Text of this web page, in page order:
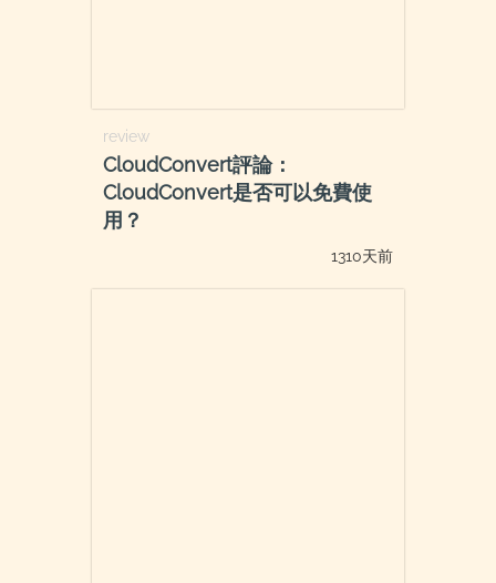
review
CloudConvert評論：
CloudConvert是否可以免費使
用？
1310天前